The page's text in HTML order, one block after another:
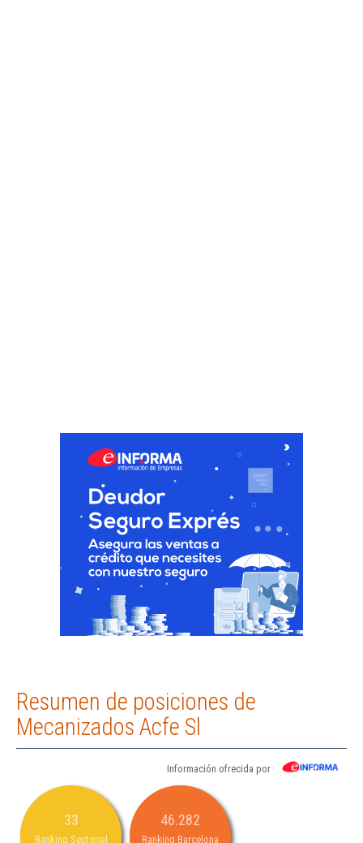
Resumen de posiciones de
Mecanizados Acfe Sl
Información ofrecida por
33
Ranking Sectorial
46.282
Ranking Barcelona